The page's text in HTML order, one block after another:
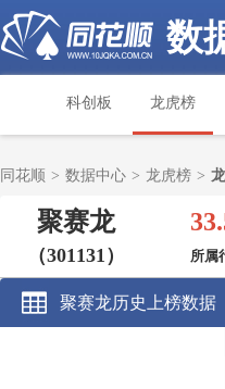
数
科创板 龙虎榜
同花顺 > 数据中心 > 龙虎榜 >
聚赛龙
（301131）
所属
聚赛龙历史上榜数据